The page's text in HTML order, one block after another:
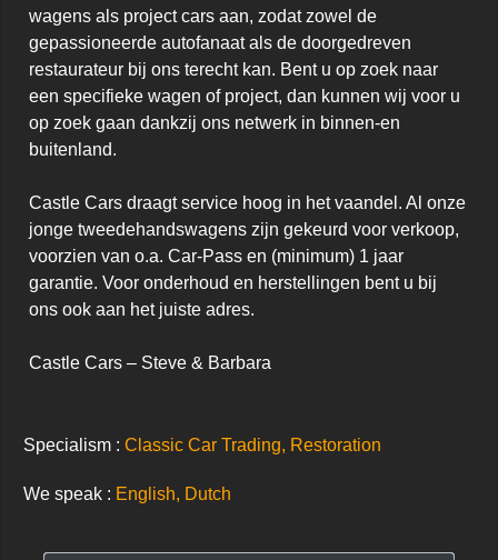
wagens als project cars aan, zodat zowel de
gepassioneerde autofanaat als de doorgedreven
restaurateur bij ons terecht kan. Bent u op zoek naar
een specifieke wagen of project, dan kunnen wij voor u
op zoek gaan dankzij ons netwerk in binnen-en
buitenland.
Castle Cars draagt service hoog in het vaandel. Al onze
jonge tweedehandswagens zijn gekeurd voor verkoop,
voorzien van o.a. Car-Pass en (minimum) 1 jaar
garantie. Voor onderhoud en herstellingen bent u bij
ons ook aan het juiste adres.
Castle Cars – Steve & Barbara
Specialism : Classic Car Trading, Restoration
We speak : English, Dutch